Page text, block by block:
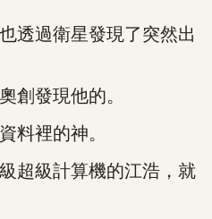
過衛星發現了突然出
發現他的。
裡的神。
級計算機的江浩，就